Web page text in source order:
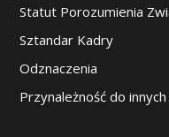
Statut Porozumienia
Sztandar Kadry
Odznaczenia
Przynależność do